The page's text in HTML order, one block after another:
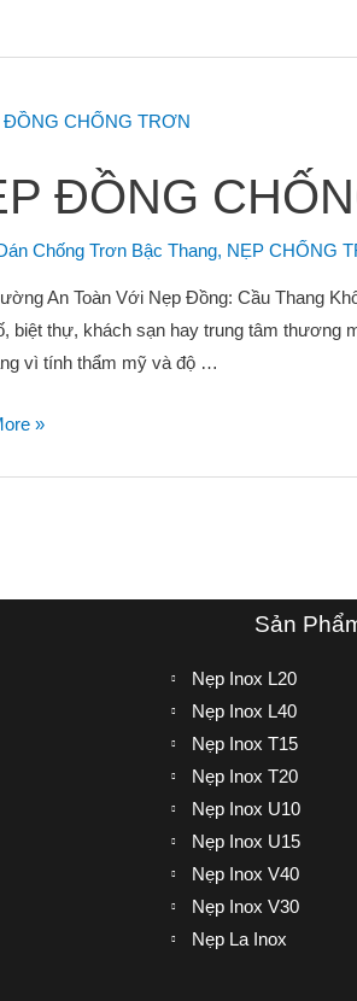
ĐỒNG
Chống Trơn Bậc Thang, NẸP CHỐNG
An Toàn Với Nẹp Đồng: Cầu Thang
biệt thự, khách sạn hay trung tâm thương
vì tính thẩm mỹ và độ …
»
Sản
Nẹp Inox L20
Nẹp Inox L40
Nẹp Inox T15
Nẹp Inox T20
Nẹp Inox U10
Nẹp Inox U15
Nẹp Inox V40
Nẹp Inox V30
Nẹp La Inox